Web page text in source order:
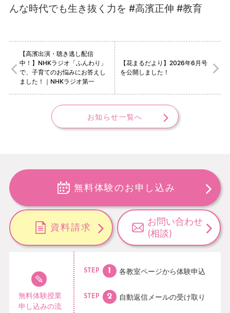
んな時代でも生き抜く力を #高濱正伸 #教育
【高濱出演・聴き逃し配信
中！】NHKラジオ「ふんわり」
で、子育てのお悩みにお答えし
ました！｜NHKラジオ第一
【花まるだより】2026年6月号
を公開しました！
お知らせ一覧へ
無料体験のお申し込み
資料請求
お問い合わせ
(相談)
無料体験授業
申し込みの流
STEP 各教室ページから体験申込
STEP 自動返信メールの受け取り